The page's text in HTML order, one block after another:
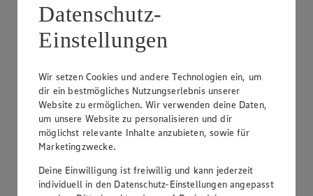
Angebot: EDEKA Herzstücke Tafeltrauben
3.99
Festpreis von 3.99€
hell oder rot, kernlos, Sorte lt. Auszeichnung, aus
Datenschutz-
Einstellungen
Wir setzen Cookies und andere Technologien ein, um
dir ein bestmögliches Nutzungserlebnis unserer
Website zu ermöglichen. Wir verwenden deine Daten,
um unsere Website zu personalisieren und dir
möglichst relevante Inhalte anzubieten, sowie für
Marketingzwecke.
Deine Einwilligung ist freiwillig und kann jederzeit
individuell in den Datenschutz-Einstellungen angepasst